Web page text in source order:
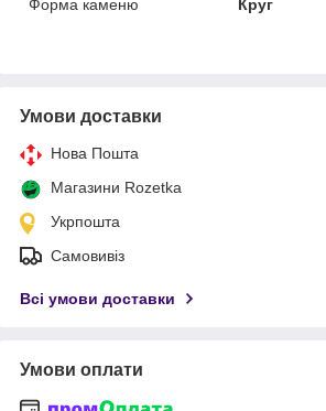
Форма каменю
Круг
Умови доставки
Нова Пошта
Магазини Rozetka
Укрпошта
Самовивіз
Всі умови доставки
Умови оплати